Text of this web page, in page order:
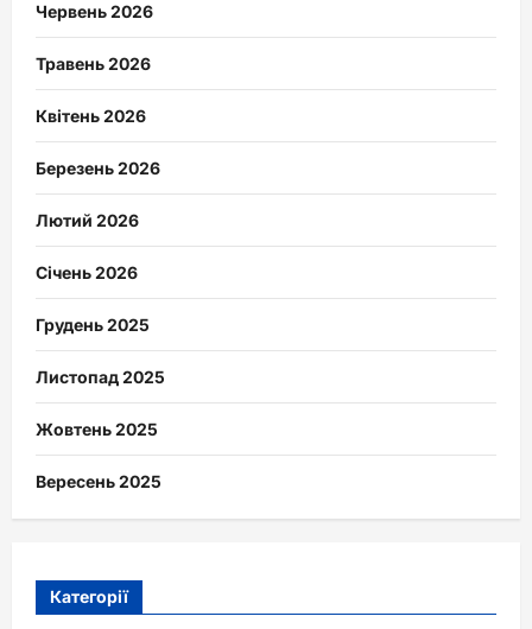
Червень 2026
Травень 2026
Квітень 2026
Березень 2026
Лютий 2026
Січень 2026
Грудень 2025
Листопад 2025
Жовтень 2025
Вересень 2025
Категорії